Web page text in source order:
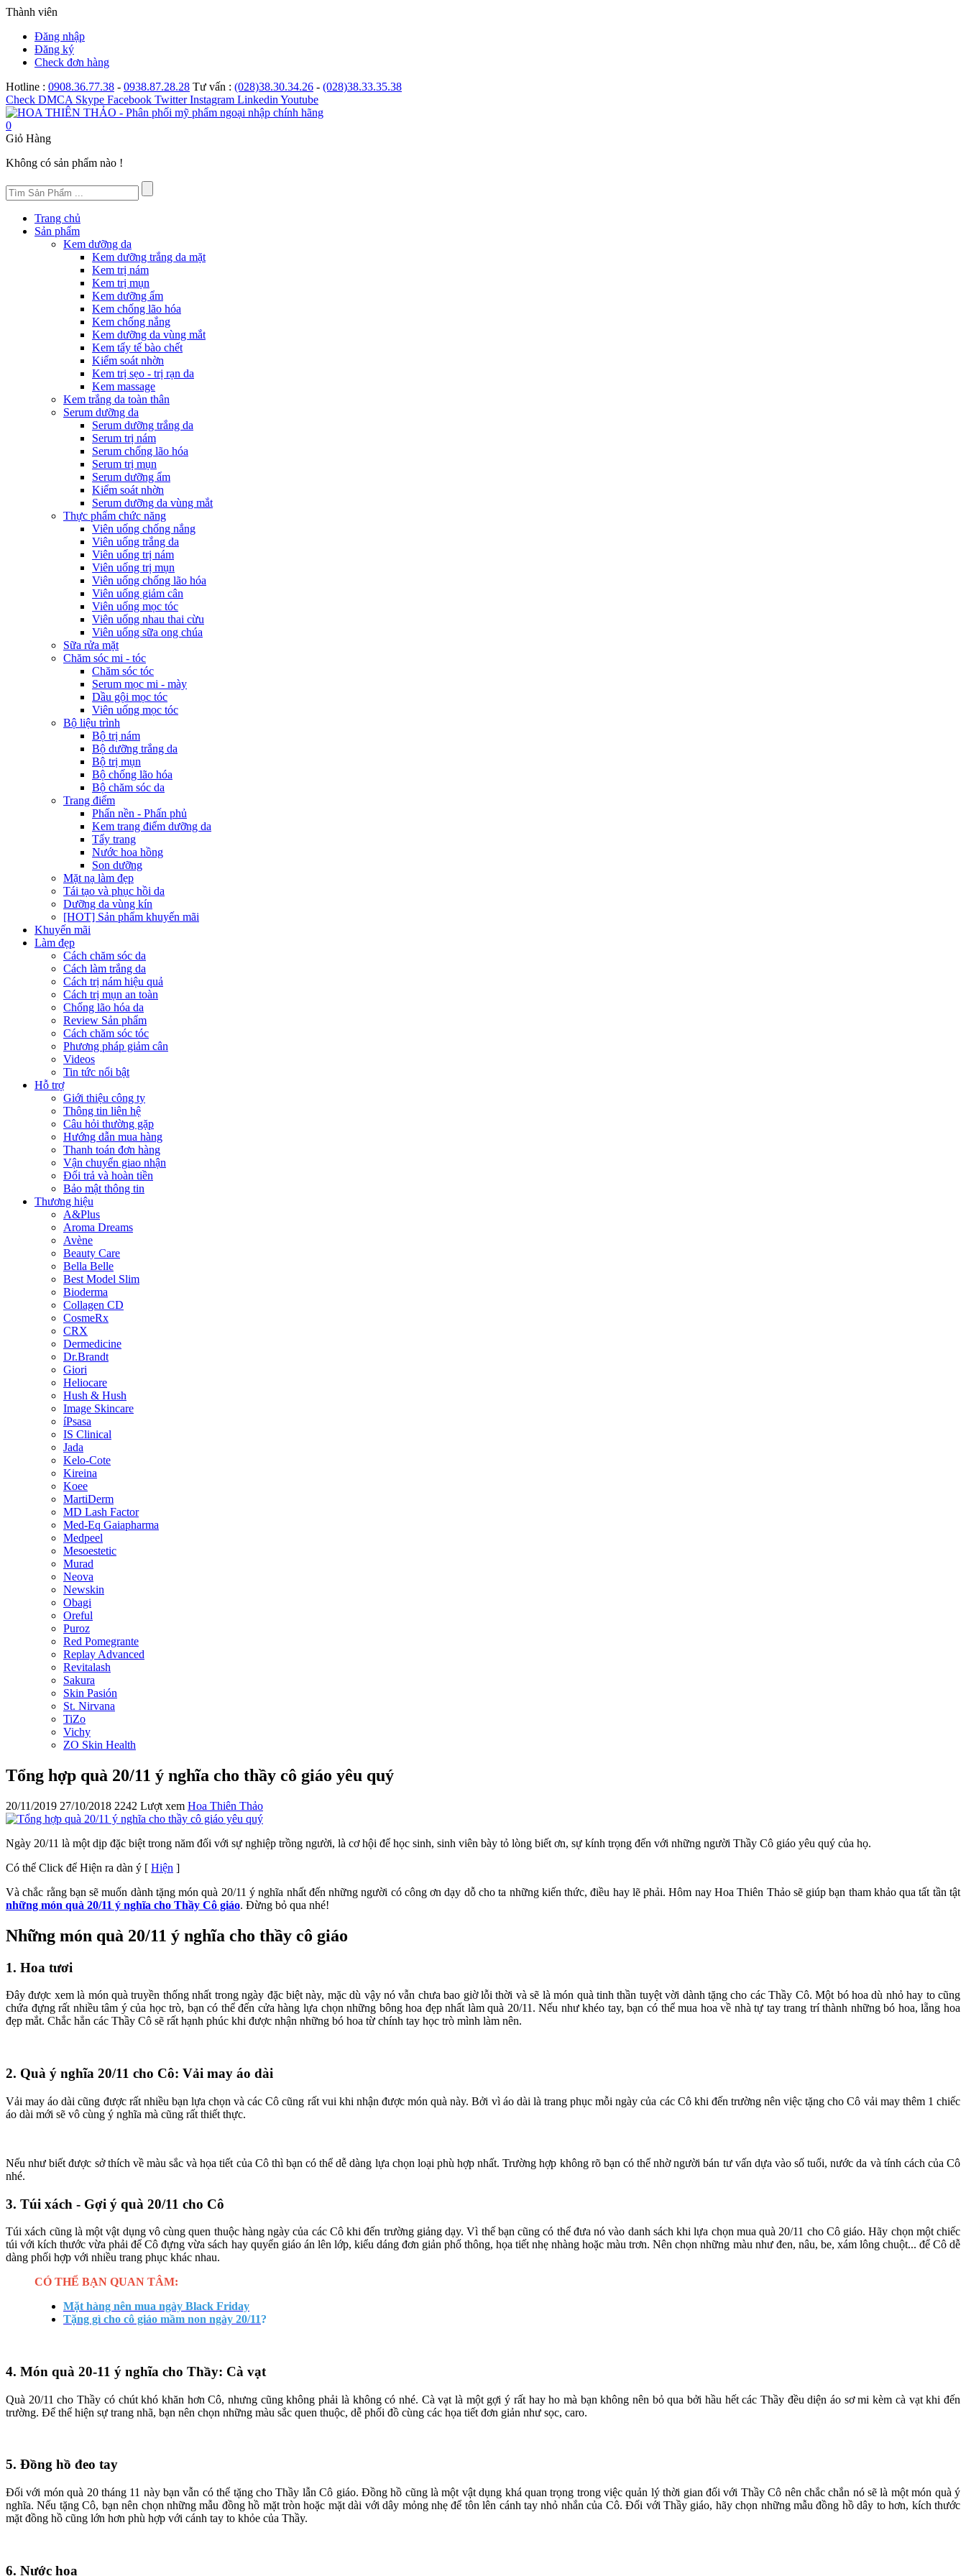
Thành viên
Đăng nhập
Đăng ký
Check đơn hàng
Hotline : 0908.36.77.38 - 0938.87.28.28 Tư vấn : (028)38.30.34.26 - (028)38.33.35.38
Check DMCA Skype Facebook Twitter Instagram Linkedin Youtube
0
Giỏ Hàng
Không có sản phẩm nào !
Trang chủ
Sản phẩm
Kem dưỡng da
Kem dưỡng trắng da mặt
Kem trị nám
Kem trị mụn
Kem dưỡng ẩm
Kem chống lão hóa
Kem chống nắng
Kem dưỡng da vùng mắt
Kem tẩy tế bào chết
Kiểm soát nhờn
Kem trị sẹo - trị rạn da
Kem massage
Kem trắng da toàn thân
Serum dưỡng da
Serum dưỡng trắng da
Serum trị nám
Serum chống lão hóa
Serum trị mụn
Serum dưỡng ẩm
Kiểm soát nhờn
Serum dưỡng da vùng mắt
Thực phẩm chức năng
Viên uống chống nắng
Viên uống trắng da
Viên uống trị nám
Viên uống trị mụn
Viên uống chống lão hóa
Viên uống giảm cân
Viên uống mọc tóc
Viên uống nhau thai cừu
Viên uống sữa ong chúa
Sữa rửa mặt
Chăm sóc mi - tóc
Chăm sóc tóc
Serum mọc mi - mày
Dầu gội mọc tóc
Viên uống mọc tóc
Bộ liệu trình
Bộ trị nám
Bộ dưỡng trắng da
Bộ trị mụn
Bộ chống lão hóa
Bộ chăm sóc da
Trang điểm
Phấn nền - Phấn phủ
Kem trang điểm dưỡng da
Tẩy trang
Nước hoa hồng
Son dưỡng
Mặt nạ làm đẹp
Tái tạo và phục hồi da
Dưỡng da vùng kín
[HOT] Sản phẩm khuyến mãi
Khuyến mãi
Làm đẹp
Cách chăm sóc da
Cách làm trắng da
Cách trị nám hiệu quả
Cách trị mụn an toàn
Chống lão hóa da
Review Sản phẩm
Cách chăm sóc tóc
Phương pháp giảm cân
Videos
Tin tức nổi bật
Hỗ trợ
Giới thiệu công ty
Thông tin liên hệ
Câu hỏi thường gặp
Hướng dẫn mua hàng
Thanh toán đơn hàng
Vận chuyển giao nhận
Đổi trả và hoàn tiền
Bảo mật thông tin
Thương hiệu
A&Plus
Aroma Dreams
Avène
Beauty Care
Bella Belle
Best Model Slim
Bioderma
Collagen CD
CosmeRx
CRX
Dermedicine
Dr.Brandt
Giori
Heliocare
Hush & Hush
Image Skincare
íPsasa
IS Clinical
Jada
Kelo-Cote
Kireina
Koee
MartiDerm
MD Lash Factor
Med-Eq Gaiapharma
Medpeel
Mesoestetic
Murad
Neova
Newskin
Obagi
Oreful
Puroz
Red Pomegrante
Replay Advanced
Revitalash
Sakura
Skin Pasión
St. Nirvana
TiZo
Vichy
ZO Skin Health
Tổng hợp quà 20/11 ý nghĩa cho thầy cô giáo yêu quý
20/11/2019 27/10/2018 2242 Lượt xem Hoa Thiên Thảo
Ngày 20/11 là một dịp đặc biệt trong năm đối với sự nghiệp trồng người, là cơ hội để học sinh, sinh viên bày tỏ lòng biết ơn, sự kính trọng đến với những người Thầy Cô giáo yêu quý của họ.
Có thể Click để Hiện ra dàn ý [ Hiện ]
Và chắc rằng bạn sẽ muốn dành tặng món quà 20/11 ý nghĩa nhất đến những người có công ơn dạy dỗ cho ta những kiến thức, điều hay lẽ phải. Hôm nay Hoa Thiên Thảo sẽ giúp bạn tham khảo qua tất tần tật
những món quà 20/11 ý nghĩa cho Thầy Cô giáo. Đừng bỏ qua nhé!
Những món quà 20/11 ý nghĩa cho thầy cô giáo
1. Hoa tươi
Đây được xem là món quà truyền thống nhất trong ngày đặc biệt này, mặc dù vậy nó vẫn chưa bao giờ lỗi thời và sẽ là món quà tinh thần tuyệt vời dành tặng cho các Thầy Cô. Một bó hoa dù nhỏ hay to cũng
chứa đựng rất nhiều tâm ý của học trò, bạn có thể đến cửa hàng lựa chọn những bông hoa đẹp nhất làm quà 20/11. Nếu như khéo tay, bạn có thể mua hoa về nhà tự tay trang trí thành những bó hoa, lẵng hoa
đẹp mắt. Chắc hẳn các Thầy Cô sẽ rất hạnh phúc khi được nhận những bó hoa từ chính tay học trò mình làm nên.
2. Quà ý nghĩa 20/11 cho Cô: Vải may áo dài
Vải may áo dài cũng được rất nhiều bạn lựa chọn và các Cô cũng rất vui khi nhận được món quà này. Bởi vì áo dài là trang phục mỗi ngày của các Cô khi đến trường nên việc tặng cho Cô vải may thêm 1 chiếc
áo dài mới sẽ vô cùng ý nghĩa mà cũng rất thiết thực.
Nếu như biết được sở thích về màu sắc và họa tiết của Cô thì bạn có thể dễ dàng lựa chọn loại phù hợp nhất. Trường hợp không rõ bạn có thể nhờ người bán tư vấn dựa vào số tuổi, nước da và tính cách của Cô
nhé.
3. Túi xách - Gợi ý quà 20/11 cho Cô
Túi xách cũng là một vật dụng vô cùng quen thuộc hàng ngày của các Cô khi đến trường giảng dạy. Vì thế bạn cũng có thể đưa nó vào danh sách khi lựa chọn mua quà 20/11 cho Cô giáo. Hãy chọn một chiếc
túi với kích thước vừa phải để Cô đựng vừa sách hay quyển giáo án lên lớp, kiểu dáng đơn giản phổ thông, họa tiết nhẹ nhàng hoặc màu trơn. Nên chọn những màu như đen, nâu, be, xám lông chuột... để Cô dễ
dàng phối hợp với nhiều trang phục khác nhau.
CÓ THỂ BẠN QUAN TÂM:
Mặt hàng nên mua ngày Black Friday
Tặng gì cho cô giáo mầm non ngày 20/11?
4. Món quà 20-11 ý nghĩa cho Thầy: Cà vạt
Quà 20/11 cho Thầy có chút khó khăn hơn Cô, nhưng cũng không phải là không có nhé. Cà vạt là một gợi ý rất hay ho mà bạn không nên bỏ qua bởi hầu hết các Thầy đều diện áo sơ mi kèm cà vạt khi đến
trường. Để thể hiện sự trang nhã, bạn nên chọn những màu sắc quen thuộc, dễ phối đồ cùng các họa tiết đơn giản như sọc, caro.
5. Đồng hồ đeo tay
Đối với món quà 20 tháng 11 này bạn vẫn có thể tặng cho Thầy lẫn Cô giáo. Đồng hồ cũng là một vật dụng khá quan trọng trong việc quản lý thời gian đối với Thầy Cô nên chắc chắn nó sẽ là một món quà ý
nghĩa. Nếu tặng Cô, bạn nên chọn những mẫu đồng hồ mặt tròn hoặc mặt dài với dây mỏng nhẹ để tôn lên cánh tay nhỏ nhắn của Cô. Đối với Thầy giáo, hãy chọn những mẫu đồng hồ dây to hơn, kích thước
mặt đồng hồ cũng lớn hơn phù hợp với cánh tay to khỏe của Thầy.
6. Nước hoa